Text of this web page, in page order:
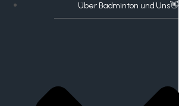
Über Badminton und Uns👋